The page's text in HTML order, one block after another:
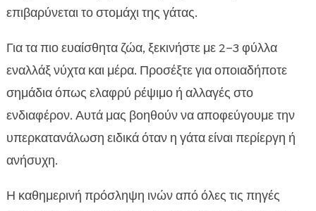
επιβαρύνεται το στομάχι της γάτας.
Για τα πιο ευαίσθητα ζώα, ξεκινήστε με 2–3 φύλλα
εναλλάξ νύχτα και μέρα. Προσέξτε για οποιαδήποτε
σημάδια όπως ελαφρύ ρέψιμο ή αλλαγές στο
ενδιαφέρον. Αυτά μας βοηθούν να αποφεύγουμε την
υπερκατανάλωση ειδικά όταν η γάτα είναι περίεργη ή
ανήσυχη.
Η καθημερινή πρόσληψη ινών από όλες τις πηγές